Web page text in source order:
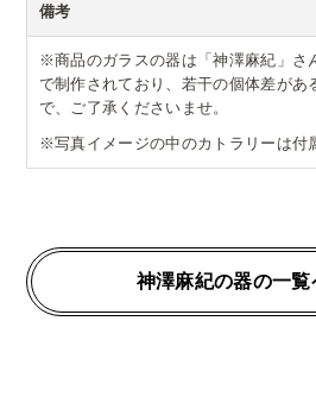
備考
※商品のガラスの器は「神澤麻紀」さ
で制作されており、若干の個体差があ
で、ご了承くださいませ。
※写真イメージの中のカトラリーは付
神澤麻紀の器の一覧